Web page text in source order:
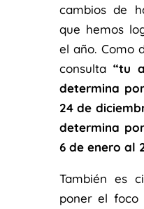
cambios de
que hemos
el año. Como
consulta “tu
determina
24 de
determina
6 de enero al
También es
poner el foco